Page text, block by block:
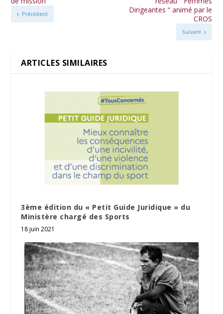
Précédent
Dirigeantes “ animé par le
CROS
Suivant
ARTICLES SIMILAIRES
3ème édition du « Petit Guide Juridique » du
Ministère chargé des Sports
18 juin 2021